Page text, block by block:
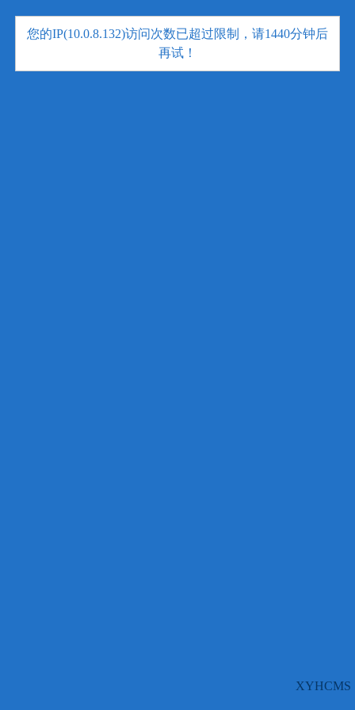
您的IP(10.0.8.132)访问次数已超过限制，请1440分钟后
再试！
XYHCMS